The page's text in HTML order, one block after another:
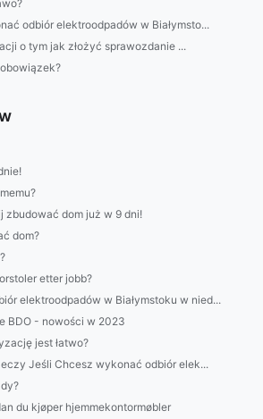
odbiór elektroodpadów w Białymsto...
o tym jak złożyć sprawozdanie ...
zbudować dom już w 9 dni!
dom?
etter jobb?
elektroodpadów w Białymstoku w nied...
BDO - nowości w 2023
jest łatwo?
Jeśli Chcesz wykonać odbiór elek...
du kjøper hjemmekontormøbler